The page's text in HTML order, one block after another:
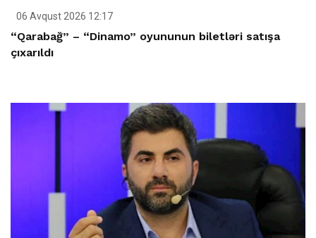
06 Avqust 2026 12:17
“Qarabağ” – “Dinamo” oyununun biletləri satışa
çıxarıldı